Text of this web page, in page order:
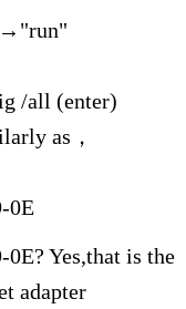
→"run"
/all (enter)
as，
0E
Yes,that is the
adapter